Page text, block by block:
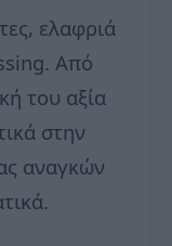
ελαφριά
Από
του αξία
στην
αναγκών